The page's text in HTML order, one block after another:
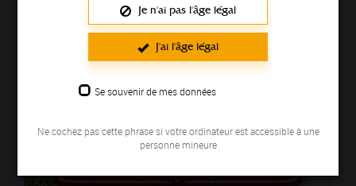
Je n'ai pas l'âge légal
J'ai l'âge légal
Se souvenir de mes données
Ne cochez pas cette phrase si votre ordinateur est accessible à une
personne mineure